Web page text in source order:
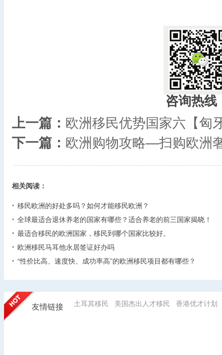
咨询热线
上一篇： 欧洲移民优势国家六【匈
下一篇： 欧洲购物攻略—扫购欧洲
相关阅读：
移民欧洲的好处多吗？如何才能移民欧洲？
全球最适合退休养老的国家有哪些？适合养老的前三国家揭晓！
最适合移民的欧洲国家，移民到哪个国家比较好。
欧洲移民马耳他永居签证好办吗
“性价比高、速度快、成功率高”的欧洲移民项目都有哪些？
友情链接 土耳其移民 美国杰出人才移民 香港优才计划